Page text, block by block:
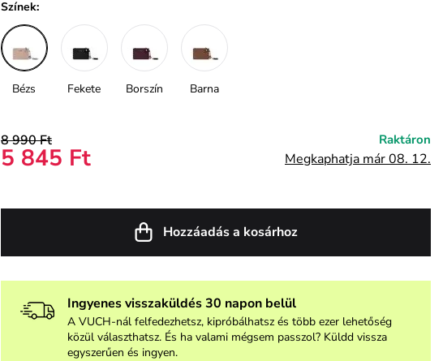
Színek:
Bézs Fekete Borszín Barna
8 990 Ft
5 845 Ft
Raktáron
Megkaphatja már 08. 12.
Hozzáadás a kosárhoz
Ingyenes visszaküldés 30 napon belül
A VUCH-nál felfedezhetsz, kipróbálhatsz és több ezer lehetőség
közül választhatsz. És ha valami mégsem passzol? Küldd vissza
egyszerűen és ingyen.